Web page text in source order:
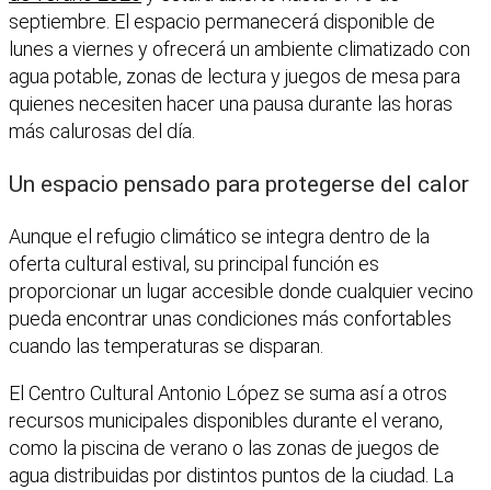
septiembre. El espacio permanecerá disponible de
lunes a viernes y ofrecerá un ambiente climatizado con
agua potable, zonas de lectura y juegos de mesa para
quienes necesiten hacer una pausa durante las horas
más calurosas del día.
Un espacio pensado para protegerse del calor
Aunque el refugio climático se integra dentro de la
oferta cultural estival, su principal función es
proporcionar un lugar accesible donde cualquier vecino
pueda encontrar unas condiciones más confortables
cuando las temperaturas se disparan.
El Centro Cultural Antonio López se suma así a otros
recursos municipales disponibles durante el verano,
como la piscina de verano o las zonas de juegos de
agua distribuidas por distintos puntos de la ciudad. La